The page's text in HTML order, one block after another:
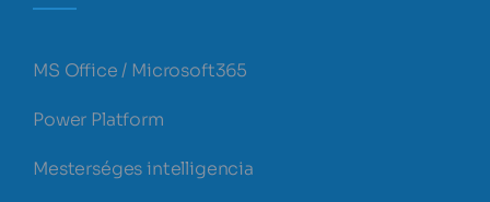
MS Office / Microsoft365
Power Platform
Mesterséges intelligencia